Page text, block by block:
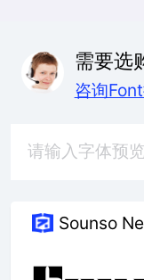
需要选
咨询
Sounso